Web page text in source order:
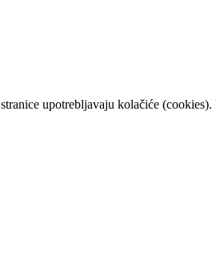
upotrebljavaju kolačiće